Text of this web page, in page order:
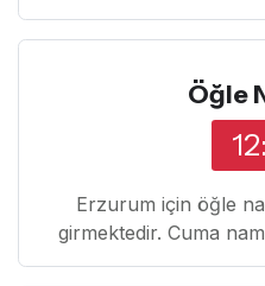
Öğle
Erzurum için öğle
girmektedir. Cuma